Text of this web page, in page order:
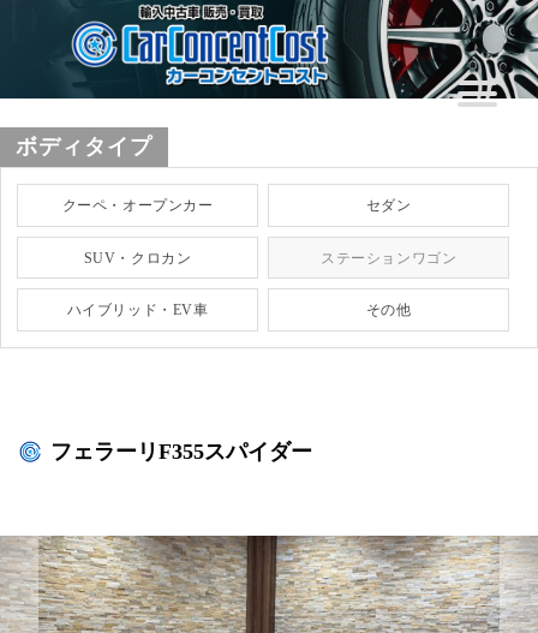
ボディタイプ
クーペ・オープンカー セダン
SUV・クロカン ステーションワゴン
ハイブリッド・EV車 その他
フェラーリF355スパイダー